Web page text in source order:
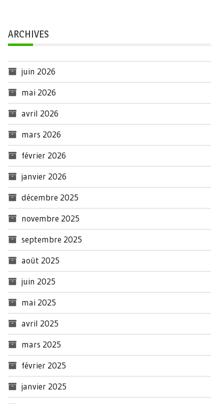
ARCHIVES
juin 2026
mai 2026
avril 2026
mars 2026
février 2026
janvier 2026
décembre 2025
novembre 2025
septembre 2025
août 2025
juin 2025
mai 2025
avril 2025
mars 2025
février 2025
janvier 2025